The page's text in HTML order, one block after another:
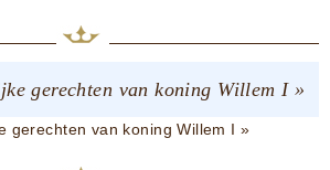
gerechten van koning Willem I »